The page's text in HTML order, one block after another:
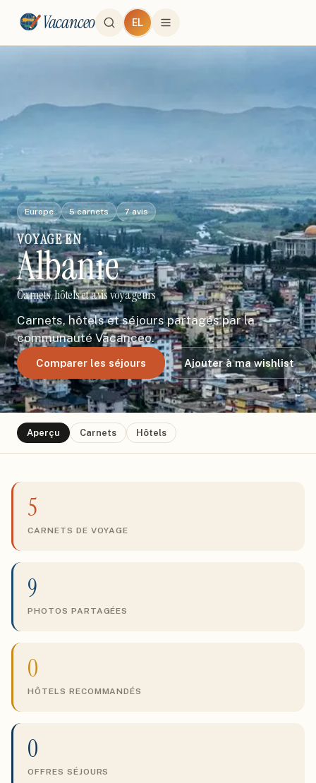
Vacanceo EL
Europe 5carnets 7avis
VOYAGEEN
Albanie
Carnets, hôtels et avis voyageurs
Carnets, hôtels et séjours partagés par la
communauté Vacanceo.
Comparer les séjours Ajouter à ma wishlist
Aperçu Carnets Hôtels
5
CARNETS DE VOYAGE
9
PHOTOS PARTAGÉES
0
HÔTELS RECOMMANDÉS
0
OFFRES SÉJOURS